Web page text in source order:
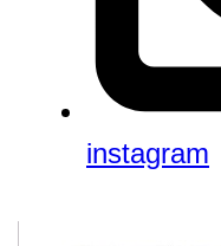
instagram